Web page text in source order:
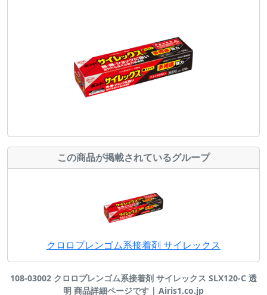
この商品が掲載されているグループ
クロロプレンゴム系接着剤 サイレックス
108-03002 クロロプレンゴム系接着剤 サイレックス SLX120-C 透
明 商品詳細ページです | Airis1.co.jp